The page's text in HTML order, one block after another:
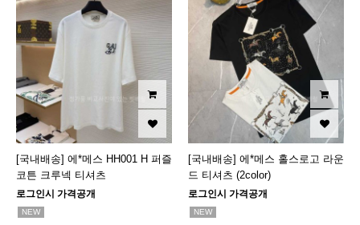
[국내배송] 에*메스 HH001 H 퍼즐
코튼 크루넥 티셔츠
로그인시 가격공개
NEW
[국내배송] 에*메스 홀스로고 라운
드 티셔츠 (2color)
로그인시 가격공개
NEW